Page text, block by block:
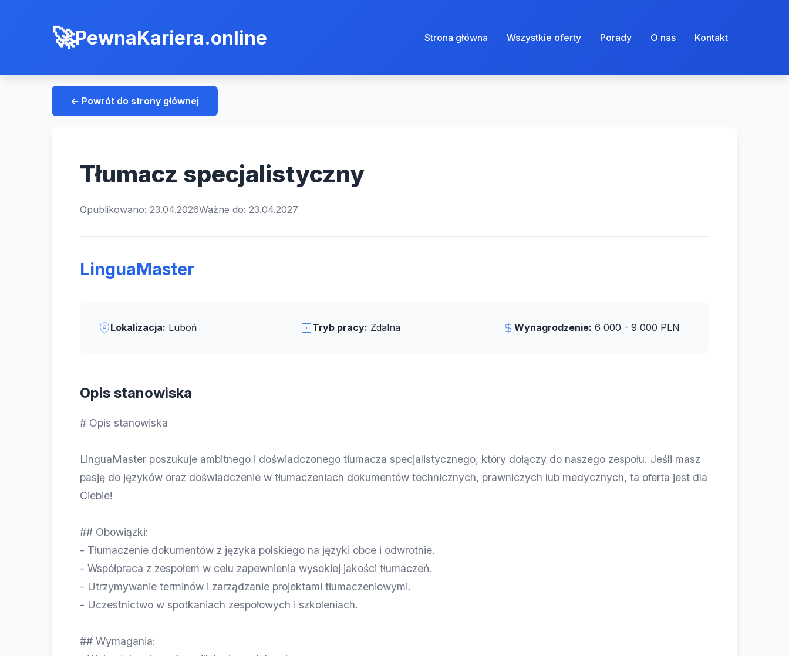
PewnaKariera.online Strona główna Wszystkie oferty Porady O nas Kontakt
← Powrót do strony głównej
Tłumacz specjalistyczny
Opublikowano: 23.04.2026Ważne do: 23.04.2027
LinguaMaster
Lokalizacja: Luboń Tryb pracy: Zdalna Wynagrodzenie: 6 000 - 9 000 PLN
Opis stanowiska
# Opis stanowiska
LinguaMaster poszukuje ambitnego i doświadczonego tłumacza specjalistycznego, który dołączy do naszego zespołu. Jeśli masz
pasję do języków oraz doświadczenie w tłumaczeniach dokumentów technicznych, prawniczych lub medycznych, ta oferta jest dla
Ciebie!
## Obowiązki:
- Tłumaczenie dokumentów z języka polskiego na języki obce i odwrotnie.
- Współpraca z zespołem w celu zapewnienia wysokiej jakości tłumaczeń.
- Utrzymywanie terminów i zarządzanie projektami tłumaczeniowymi.
- Uczestnictwo w spotkaniach zespołowych i szkoleniach.
## Wymagania: